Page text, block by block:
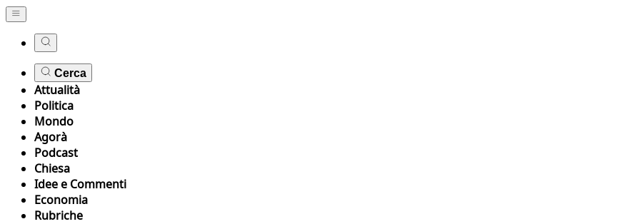
Cerca
Attualità
Politica
Mondo
Agorà
Podcast
Chiesa
Idee e Commenti
Economia
Rubriche